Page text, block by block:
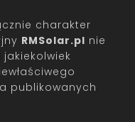
charakter
RMSolar.pl nie
publikowanych